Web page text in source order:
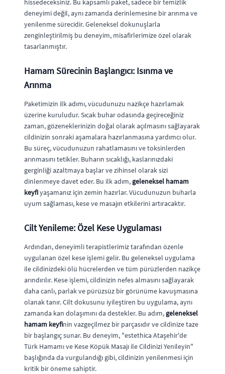
hissedeceksiniz. Bu kapsamlı paket, sadece bir temizlik
deneyimi değil, aynı zamanda derinlemesine bir arınma ve
yenilenme sürecidir. Geleneksel dokunuşlarla
zenginleştirilmiş bu deneyim, misafirlerimize özel olarak
tasarlanmıştır.
Hamam Sürecinin Başlangıcı: Isınma ve
Arınma
Paketimizin ilk adımı, vücudunuzu nazikçe hazırlamak
üzerine kuruludur. Sıcak buhar odasında geçireceğiniz
zaman, gözeneklerinizin doğal olarak açılmasını sağlayarak
cildinizin sonraki aşamalara hazırlanmasına yardımcı olur.
Bu süreç, vücudunuzun rahatlamasını ve toksinlerden
arınmasını tetikler. Buharın sıcaklığı, kaslarınızdaki
gerginliği azaltmaya başlar ve zihinsel olarak sizi
dinlenmeye davet eder. Bu ilk adım, geleneksel hamam
keyfiyaşamanız için zemin hazırlar. Vücudunuzun buharla
uyum sağlaması, kese ve masajın etkilerini artıracaktır.
Cilt Yenileme: Özel Kese Uygulaması
Ardından, deneyimli terapistlerimiz tarafından özenle
uygulanan özel kese işlemi gelir. Bu geleneksel uygulama
ile cildinizdeki ölü hücrelerden ve tüm pürüzlerden nazikçe
arındırılır. Kese işlemi, cildinizin nefes almasını sağlayarak
daha canlı, parlak ve pürüzsüz bir görünüme kavuşmasına
olanak tanır. Cilt dokusunu iyileştiren bu uygulama, aynı
zamanda kan dolaşımını da destekler. Bu adım, geleneksel
hamam keyfinin vazgeçilmez bir parçasıdır ve cildinize taze
bir başlangıç sunar. Bu deneyim, "estethica Ataşehir'de
Türk Hamamı ve Kese Köpük Masajı ile Cildinizi Yenileyin"
başlığında da vurgulandığı gibi, cildinizin yenilenmesi için
kritik bir öneme sahiptir.